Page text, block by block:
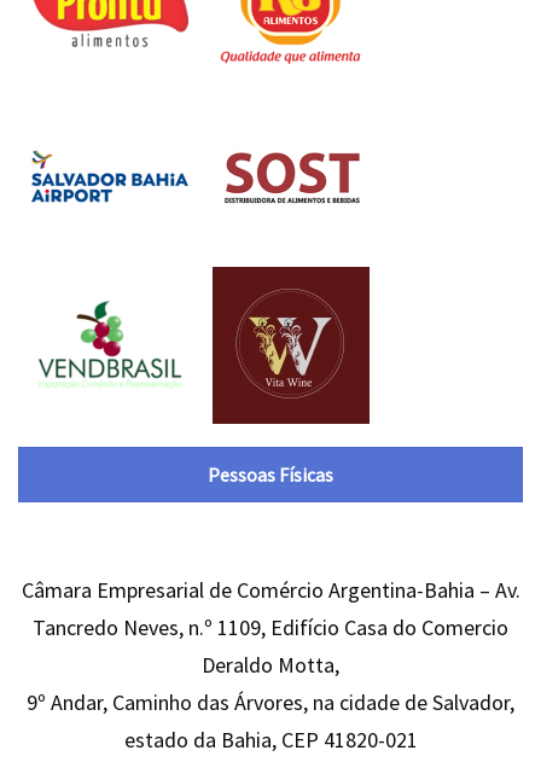
Pessoas Físicas
Câmara Empresarial de Comércio Argentina-Bahia – Av.
Tancredo Neves, n.º 1109, Edifício Casa do Comercio
Deraldo Motta,
9º Andar, Caminho das Árvores, na cidade de Salvador,
estado da Bahia, CEP 41820-021